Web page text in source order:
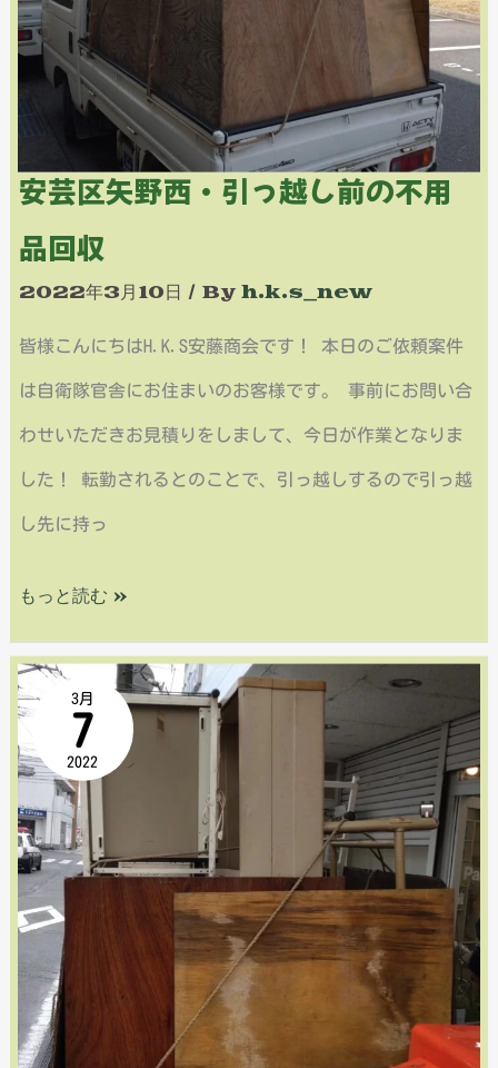
安芸区矢野西・引っ越し前の不用
品回収
2022年3月10日 / By h.k.s_new
皆様こんにちはH.K.S安藤商会です！ 本日のご依頼案件
は自衛隊官舎にお住まいのお客様です。 事前にお問い合
わせいただきお見積りをしまして、今日が作業となりま
した！ 転勤されるとのことで、引っ越しするので引っ越
し先に持っ
西・
引
し
前
の
もっと読む »
3月
7
2022
安
佐
北
区
可
部・
不